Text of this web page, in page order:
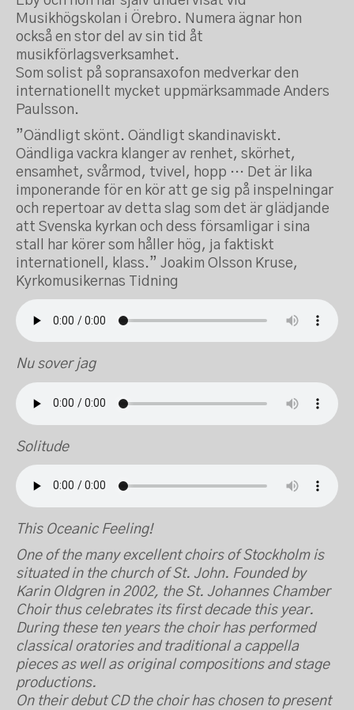
Musikhögskolan i Örebro. Numera ägnar hon
också en stor del av sin tid åt
musikförlagsverksamhet.
Som solist på sopransaxofon medverkar den
internationellt mycket uppmärksammade Anders
Paulsson.
”Oändligt skönt. Oändligt skandinaviskt.
Oändliga vackra klanger av renhet, skörhet,
ensamhet, svårmod, tvivel, hopp … Det är lika
imponerande för en kör att ge sig på inspelningar
och repertoar av detta slag som det är glädjande
att Svenska kyrkan och dess församligar i sina
stall har körer som håller hög, ja faktiskt
internationell, klass.” Joakim Olsson Kruse,
Kyrkomusikernas Tidning
Nu sover jag
Solitude
This Oceanic Feeling!
One of the many excellent choirs of Stockholm is
situated in the church of St. John. Founded by
Karin Oldgren in 2002, the St. Johannes Chamber
Choir thus celebrates its first decade this year.
During these ten years the choir has performed
classical oratories and traditional a cappella
pieces as well as original compositions and stage
productions.
On their debut CD the choir has chosen to present